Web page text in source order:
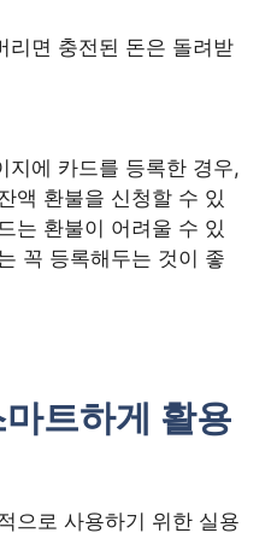
리면 충전된 돈은 돌려받
지에 카드를 등록한 경우,
액 환불을 신청할 수 있
는 환불이 어려울 수 있
꼭 등록해두는 것이 좋
트하게 활용
으로 사용하기 위한 실용